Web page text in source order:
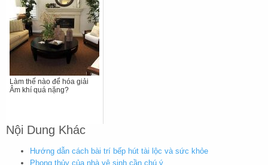
Làm thế nào để hóa giải
Âm khí quá nặng?
Nội Dung Khác
Hướng dẫn cách bài trí bếp hút tài lộc và sức khỏe
Phong thủy của nhà vệ sinh cần chú ý